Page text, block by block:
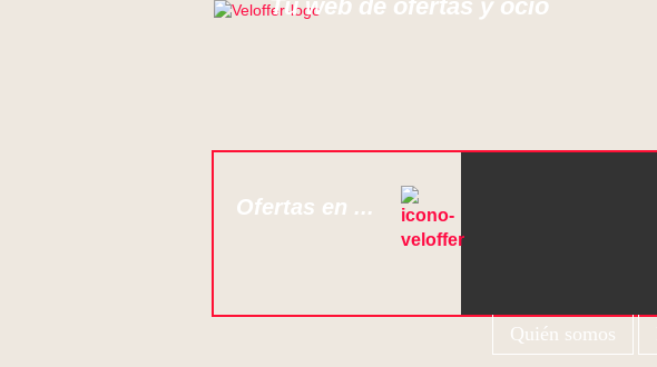
Tu web de ofertas y ocio
Ofertas en ...
Quién somos